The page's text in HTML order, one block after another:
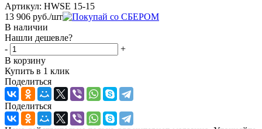
Артикул: HWSE 15-15
13 906 руб./шт
В наличии
Нашли дешевле?
-
+
В корзину
Купить в 1 клик
Поделиться
Поделиться